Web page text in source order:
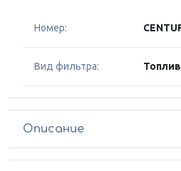
Номер:
Вид фильтра:
Описание